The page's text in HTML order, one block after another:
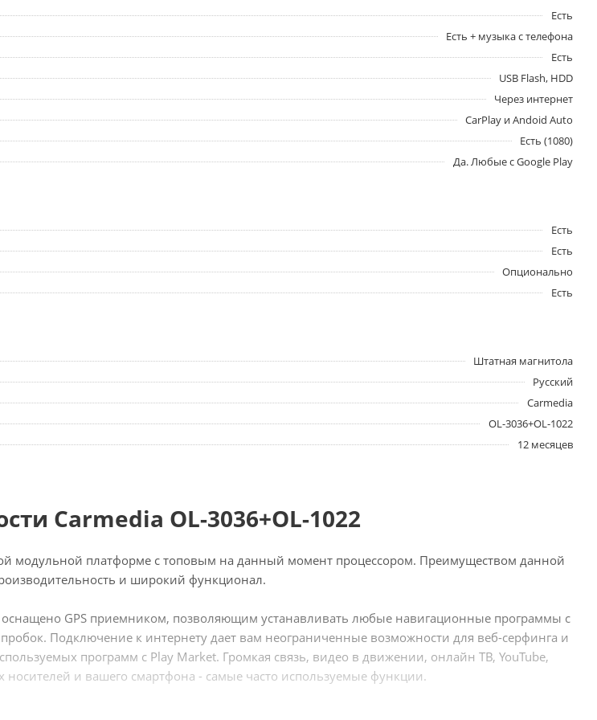
Есть
Есть + музыка с телефона
Есть
USB Flash, HDD
Через интернет
CarPlay и Andoid Auto
Есть (1080)
Да. Любые с Google Play
Есть
Есть
Опционально
Есть
Штатная магнитола
Русский
Carmedia
OL-3036+OL-1022
12 месяцев
Carmedia OL-3036+OL-1022
модульной платформе с топовым на данный момент процессором. Преимуществом данной
и широкий функционал.
оснащено GPS приемником, позволяющим устанавливать любые навигационные программы с
Подключение к интернету дает вам неограниченные возможности для веб-серфинга и
программ с Play Market. Громкая связь, видео в движении, онлайн ТВ, YouTube,
и вашего смартфона - самые часто используемые функции.